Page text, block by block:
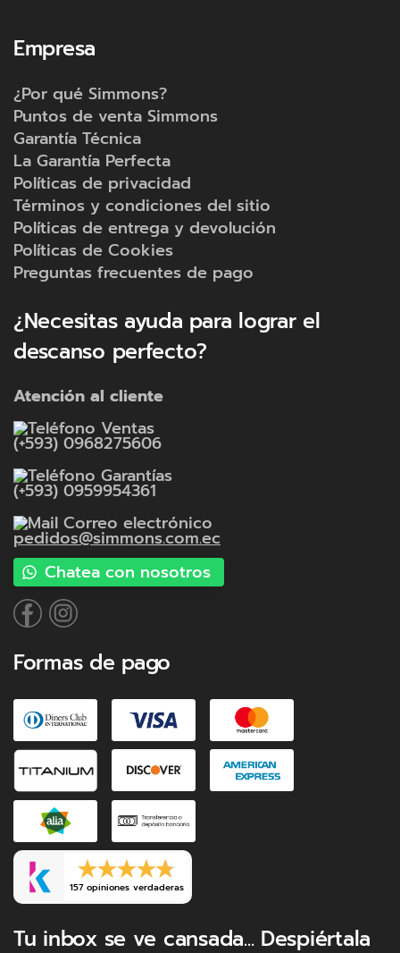
Empresa
¿Por qué Simmons?
Puntos de venta Simmons
Garantía Técnica
La Garantía Perfecta
Políticas de privacidad
Términos y condiciones del sitio
Políticas de entrega y devolución
Políticas de Cookies
Preguntas frecuentes de pago
¿Necesitas ayuda para lograr el
descanso perfecto?
Atención al cliente
Ventas
(+593) 0968275606
Garantías
(+593) 0959954361
Correo electrónico
pedidos@simmons.com.ec
Chatea con nosotros
Formas de pago
157 opiniones verdaderas
Tu inbox se ve cansada... Despiértala